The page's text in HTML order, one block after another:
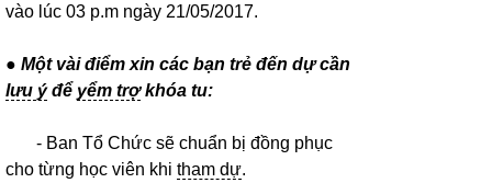
vào lúc 03 p.m ngày 21/05/2017.
● Một vài điểm xin các bạn trẻ đến dự cần
lưu ýđể yểm trợkhóa tu:
- Ban Tổ Chức sẽ chuẩn bị đồng phục
cho từng học viên khi tham dự.